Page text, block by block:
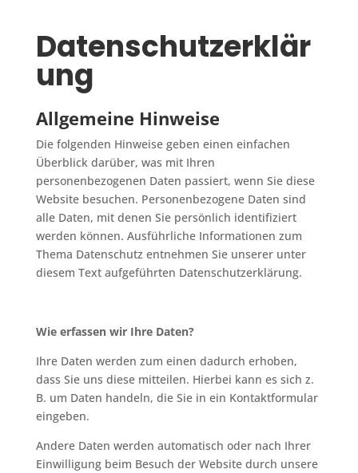
Datenschutzerklär
ung
Allgemeine Hinweise
Die folgenden Hinweise geben einen einfachen
Überblick darüber, was mit Ihren
personenbezogenen Daten passiert, wenn Sie diese
Website besuchen. Personenbezogene Daten sind
alle Daten, mit denen Sie persönlich identifiziert
werden können. Ausführliche Informationen zum
Thema Datenschutz entnehmen Sie unserer unter
diesem Text aufgeführten Datenschutzerklärung.
Wie erfassen wir Ihre Daten?
Ihre Daten werden zum einen dadurch erhoben,
dass Sie uns diese mitteilen. Hierbei kann es sich z.
B. um Daten handeln, die Sie in ein Kontaktformular
eingeben.
Andere Daten werden automatisch oder nach Ihrer
Einwilligung beim Besuch der Website durch unsere